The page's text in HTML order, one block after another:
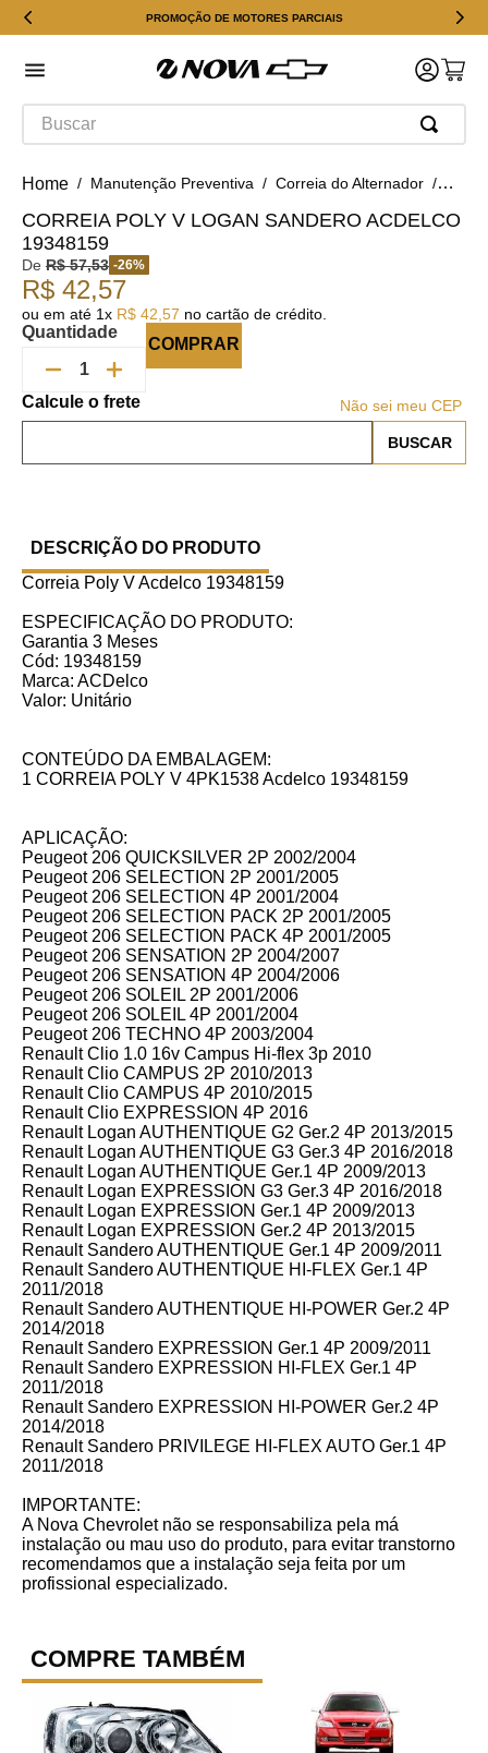
PROMOÇÃO DE MOTORES PARCIAIS
Buscar
Manutenção Preventiva Correia do Alternador
CORREIA POLY V LOGAN SANDERO ACDELCO
19348159
De R$ 57,53 -26%
R$ 42,57
ou em até 1x R$ 42 57 no cartão de crédito.
Quantidade
COMPRAR
Não sei meu CEP
DESCRIÇÃO DO PRODUTO
Correia Poly V Acdelco 19348159
ESPECIFICAÇÃO DO PRODUTO:
Garantia 3 Meses
Cód: 19348159
Marca: ACDelco
Valor: Unitário
CONTEÚDO DA EMBALAGEM:
1 CORREIA POLY V 4PK1538 Acdelco 19348159
APLICAÇÃO:
Peugeot 206 QUICKSILVER 2P 2002/2004
Peugeot 206 SELECTION 2P 2001/2005
Peugeot 206 SELECTION 4P 2001/2004
Peugeot 206 SELECTION PACK 2P 2001/2005
Peugeot 206 SELECTION PACK 4P 2001/2005
Peugeot 206 SENSATION 2P 2004/2007
Peugeot 206 SENSATION 4P 2004/2006
Peugeot 206 SOLEIL 2P 2001/2006
Peugeot 206 SOLEIL 4P 2001/2004
Peugeot 206 TECHNO 4P 2003/2004
Renault Clio 1.0 16v Campus Hi-flex 3p 2010
Renault Clio CAMPUS 2P 2010/2013
Renault Clio CAMPUS 4P 2010/2015
Renault Clio EXPRESSION 4P 2016
Renault Logan AUTHENTIQUE G2 Ger.2 4P 2013/2015
Renault Logan AUTHENTIQUE G3 Ger.3 4P 2016/2018
Renault Logan AUTHENTIQUE Ger.1 4P 2009/2013
Renault Logan EXPRESSION G3 Ger.3 4P 2016/2018
Renault Logan EXPRESSION Ger.1 4P 2009/2013
Renault Logan EXPRESSION Ger.2 4P 2013/2015
Renault Sandero AUTHENTIQUE Ger.1 4P 2009/2011
Renault Sandero AUTHENTIQUE HI-FLEX Ger.1 4P
2011/2018
Renault Sandero AUTHENTIQUE HI-POWER Ger.2 4P
2014/2018
Renault Sandero EXPRESSION Ger.1 4P 2009/2011
Renault Sandero EXPRESSION HI-FLEX Ger.1 4P
2011/2018
Renault Sandero EXPRESSION HI-POWER Ger.2 4P
2014/2018
Renault Sandero PRIVILEGE HI-FLEX AUTO Ger.1 4P
2011/2018
IMPORTANTE:
A Nova Chevrolet não se responsabiliza pela má
instalação ou mau uso do produto, para evitar transtorno
recomendamos que a instalação seja feita por um
profissional especializado.
COMPRE TAMBÉM